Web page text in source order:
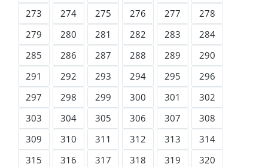
273
274 275 276 277
278
279
280 281 282 283
284
285
286 287 288 289
290
291
292 293 294 295
296
297
298 299 300 301
302
303
304 305 306 307
308
309
310 311 312 313
314
315
316 317 318 319
320